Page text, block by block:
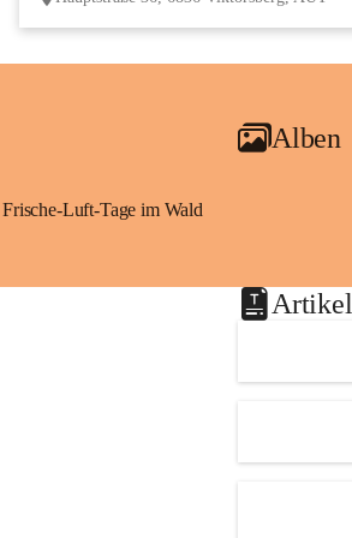
Alben
Frische-Luft-Tage im Wald
Artikel